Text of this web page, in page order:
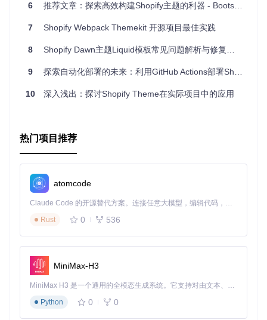
都能在以下几个方面大展身手：
快速定位并修复代码错误
优化主题性能，提升用户体验
易用性：通过简单的安装和命令行调用，Theme Check 可
查规则，满足不同的项目需求。
智能注释：可以在代码中使用特定注释临时禁用或启用检
兼容性 ：支持 Ruby 2.7+，并且可以通过 Homebrew 或 Ru
byGems 安装。
量吧！如需了解更多详情，请参考项目文档和示例。
安装
# 使用 Homebrew
6 推荐文章：探索高效构建Shopify主题的利器 - Bootstrapify 3.1.1
7 Shopify Webpack Themekit 开源项目最佳实践
8 Shopify Dawn主题Liquid模板常见问题解析与修复方案
9 探索自动化部署的未来：利用GitHub Actions部署Shopify主题
10 深入浅出：探讨Shopify Theme在实际项目中的应用
热门项目推荐
atomcode
Claude Code 的开源替代方案。连接任意大模型，编辑代码，运行命令，自动验证 — 全自动执行。用 Rust 构建，极致性能。 ｜ An open-source alternative to Claude Code. Connect any LLM, edit code, run commands, and verify changes — autonomously. Built in Rust for speed. Get Started
Rust
0 536
MiniMax-H3
MiniMax H3 是一个通用的全模态生成系统。它支持对由文本、图像、视频和音频组成的多模态上下文进行统一理解，并能生成分辨率高达 2K、时长可达 15 秒的带原生立体声音频的视频。得益于面向任务泛化的系统设计，H3 在预训练阶段就已具备广泛的多模态上下文理解与生成能力，能够出色地执行复杂的多模态指令。
Python
0 0